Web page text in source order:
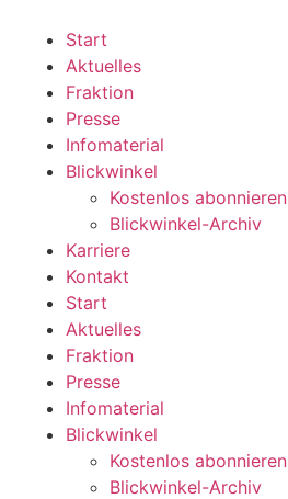
wechseln
Start
Aktuelles
Fraktion
Presse
Infomaterial
Blickwinkel
Kostenlos abonnieren
Blickwinkel-Archiv
Karriere
Kontakt
Start
Aktuelles
Fraktion
Presse
Infomaterial
Blickwinkel
Kostenlos abonnieren
Blickwinkel-Archiv